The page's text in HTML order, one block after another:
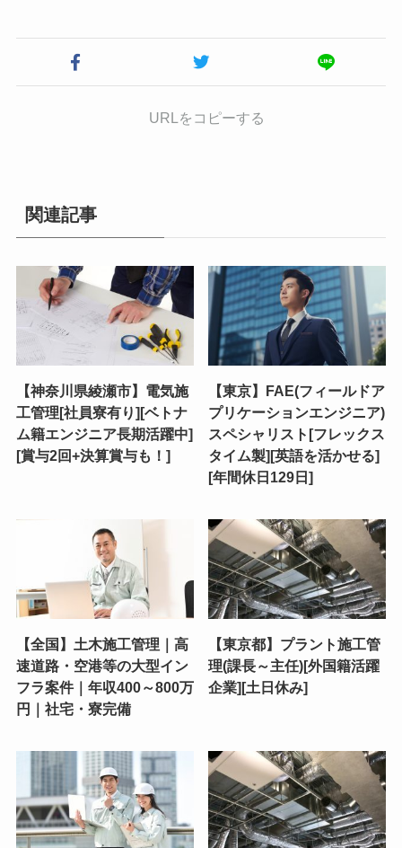
URLをコピーする
関連記事
【神奈川県綾瀬市】電気施
工管理[社員寮有り][ベトナ
ム籍エンジニア長期活躍中]
[賞与2回+決算賞与も！]
【東京】FAE(フィールドア
プリケーションエンジニア)
スペシャリスト[フレックス
タイム製][英語を活かせる]
[年間休日129日]
【全国】土木施工管理｜高
速道路・空港等の大型イン
フラ案件｜年収400～800万
円｜社宅・寮完備
【東京都】プラント施工管
理(課長～主任)[外国籍活躍
企業][土日休み]